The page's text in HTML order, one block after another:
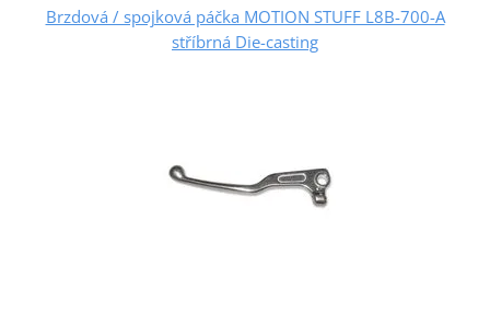
Brzdová / spojková páčka MOTION STUFF L8B-700-A
stříbrná Die-casting